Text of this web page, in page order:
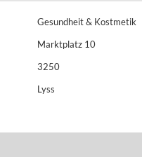
Gesundheit & Kostmetik
Marktplatz 10
3250
Lyss